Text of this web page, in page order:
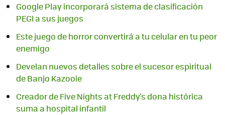
Google Play incorporará sistema de clasificación
Este juego de horror convertirá a tu celular en tu peor
enemigo
Develan nuevos detalles sobre el sucesor espiritual
de Banjo Kazooie
Creador de Five Nights at Freddy's dona histórica
suma a hospital infantil